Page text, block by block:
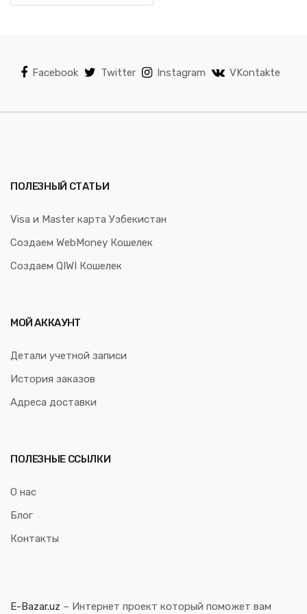
Facebook Twitter Instagram VKontakte
ПОЛЕЗНЫЙ СТАТЬИ
Visa и Master карта Узбекистан
Создаем WebMoney Кошелек
Создаем QIWI Кошелек
МОЙ АККАУНТ
Детали учетной записи
История заказов
Адреса доставки
ПОЛЕЗНЫЕ ССЫЛКИ
О нас
Блог
Контакты
E-Bazar.uz – Интернет проект который поможет вам